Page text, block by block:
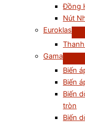
Đồng
Nút
Euroklas
Gama
Biến
Biến
Biến
tròn
Biến